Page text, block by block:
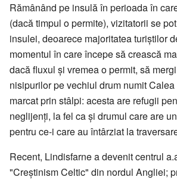
Rămânând pe insulă în perioada în
(dacă timpul o permite), vizitatorii se
insulei, deoarece majoritatea turiştilor
momentul în care începe să crească
dacă fluxul şi vremea o permit, să
nisipurilor pe vechiul drum numit
marcat prin stâlpi: acesta are refugii
neglijenţi, la fel ca şi drumul care are
pentru ce-i care au întârziat la
Recent, Lindisfarne a devenit centrul
"Creştinism Celtic" din nordul Angliei;